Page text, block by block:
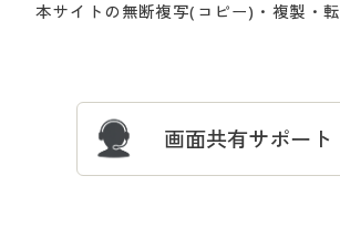
プレゼント＆キャンペーン サイトマ
ついて
忘れの場合
本サイトの無断複写(コピー)・複製・転
画面共有サポート